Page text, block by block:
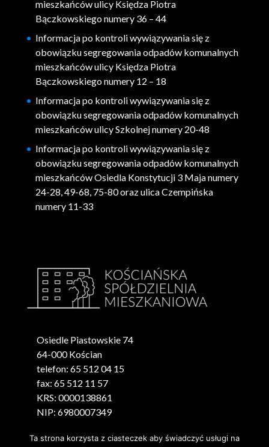
mieszkańców ulicy Księdza Piotra
Bączkowskiego numery 36 – 44
Informacja po kontroli wywiązywania się z
obowiązku segregowania odpadów komunalnych
mieszkańców ulicy Księdza Piotra
Bączkowskiego numery 12 – 18
Informacja po kontroli wywiązywania się z
obowiązku segregowania odpadów komunalnych
mieszkańców ulicy Szkolnej numery 20-48
Informacja po kontroli wywiązywania się z
obowiązku segregowania odpadów komunalnych
mieszkańców Osiedla Konstytucji 3 Maja numery
24-28, 49-68, 75-80 oraz ulica Czempińska
numery 11-33
Osiedle Piastowskie 74
64-000 Kościan
telefon: 65 512 04 15
fax: 65 512 11 57
KRS: 0000138861
NIP: 6980007349
Ta strona korzysta z ciasteczek aby świadczyć usługi na